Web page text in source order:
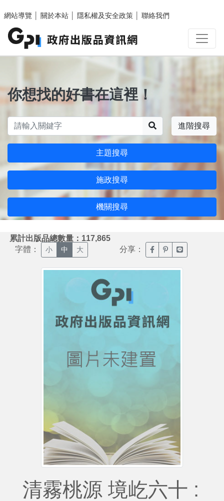
網站導覽
關於本站 隱私權及安全政策 聯絡我們
你想找的好書在這裡！
進階搜尋
主題搜尋
施政搜尋
機關搜尋
累計出版品總數量：117,865
字體： 小 中 大 分享： 臉書分享(另開新視窗)
噗浪分享(另開新
Line分享(另
清霧桃源 境屹六十 :